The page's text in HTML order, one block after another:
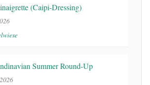
(Caipi-Dressing)
Summer Round-Up